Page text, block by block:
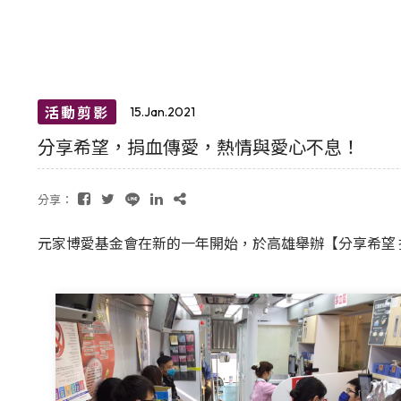
活動剪影 15.Jan.2021
分享希望，捐血傳愛，熱情與愛心不息！
分享：
元家博愛基金會在新的一年開始，於高雄舉辦【分享希